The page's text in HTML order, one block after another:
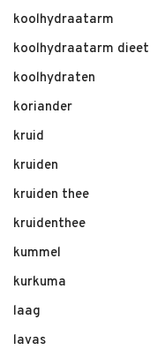
koolhydraatarm
koolhydraatarm dieet
koolhydraten
koriander
kruid
kruiden
kruiden thee
kruidenthee
kummel
kurkuma
laag
lavas